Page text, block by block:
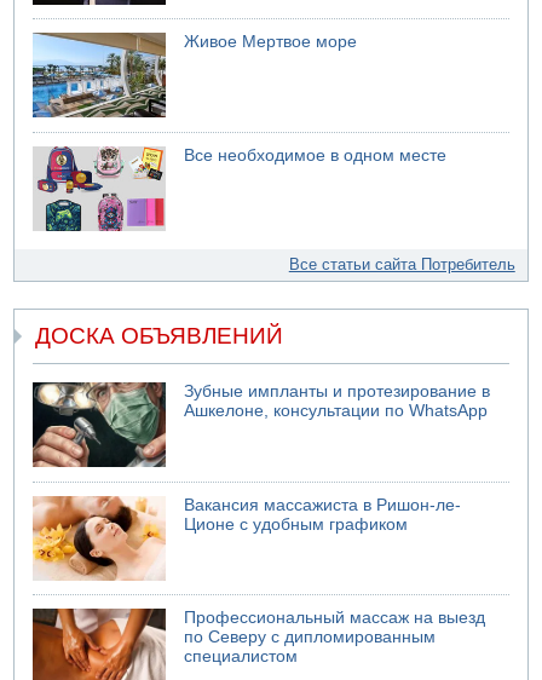
Живое Мертвое море
Все необходимое в одном месте
Все статьи сайта Потребитель
ДОСКА ОБЪЯВЛЕНИЙ
Зубные импланты и протезирование в
Ашкелоне, консультации по WhatsApp
Вакансия массажиста в Ришон-ле-
Ционе с удобным графиком
Профессиональный массаж на выезд
по Северу с дипломированным
специалистом